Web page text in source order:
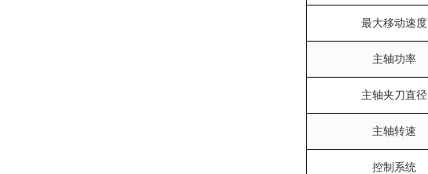
最大移动速度
主轴功率
主轴夹刀直径
主轴转速
控制系统